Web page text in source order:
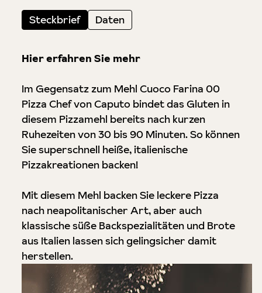
Steckbrief Daten
Hier erfahren Sie mehr
Im Gegensatz zum Mehl Cuoco Farina 00
Pizza Chef von Caputo bindet das Gluten in
diesem Pizzamehl bereits nach kurzen
Ruhezeiten von 30 bis 90 Minuten. So können
Sie superschnell heiße, italienische
Pizzakreationen backen!
Mit diesem Mehl backen Sie leckere Pizza
nach neapolitanischer Art, aber auch
klassische süße Backspezialitäten und Brote
aus Italien lassen sich gelingsicher damit
herstellen.